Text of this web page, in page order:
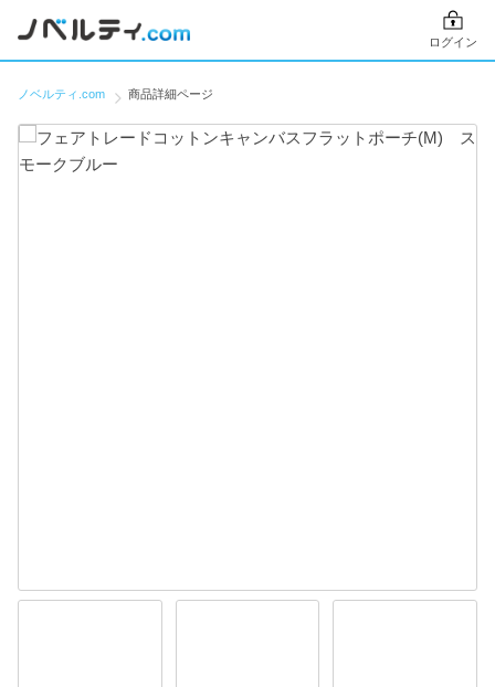
ログイン
ノベルティ.com 商品詳細ページ